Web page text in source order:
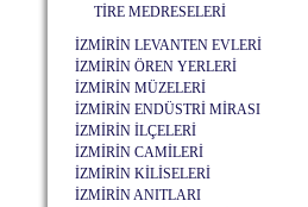
TİRE MEDRESELERİ
İZMİRİN LEVANTEN EVLERİ
İZMİRİN ÖREN YERLERİ
İZMİRİN MÜZELERİ
İZMİRİN ENDÜSTRİ MİRASI
İZMİRİN İLÇELERİ
İZMİRİN CAMİLERİ
İZMİRİN KİLİSELERİ
İZMİRİN ANITLARI